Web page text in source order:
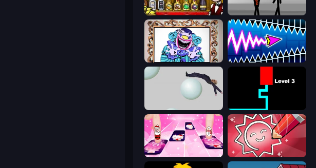
Bartender The Right Mix Stick Figure Penalty 2
Exhibit of Sorrows Wave Dash: Geometry Arrow
Bush Ragdoll Scary Maze
Draw Quiz